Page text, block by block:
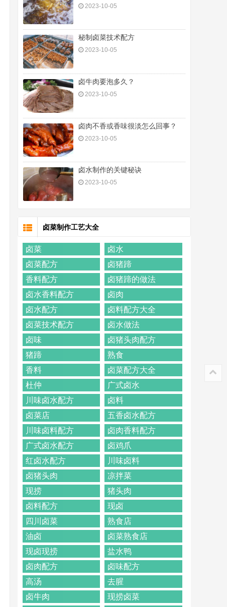
2023-10-05
秘制卤菜技术配方
2023-10-05
卤牛肉要泡多久？
2023-10-05
卤肉不香或香味很淡怎么回事？
2023-10-05
卤水制作的关键秘诀
2023-10-05
卤菜制作工艺大全
卤菜
卤水
卤菜配方
卤猪蹄
香料配方
卤猪蹄的做法
卤水香料配方
卤肉
卤水配方
卤料配方大全
卤菜技术配方
卤水做法
卤味
卤猪头肉配方
猪蹄
熟食
香料
卤菜配方大全
杜仲
广式卤水
川味卤水配方
卤料
卤菜店
五香卤水配方
川味卤料配方
卤肉香料配方
广式卤水配方
卤鸡爪
红卤水配方
川味卤料
卤猪头肉
凉拌菜
现捞
猪头肉
卤料配方
现卤
四川卤菜
熟食店
油卤
卤菜熟食店
现卤现捞
盐水鸭
卤肉配方
卤味配方
高汤
去腥
卤牛肉
现捞卤菜